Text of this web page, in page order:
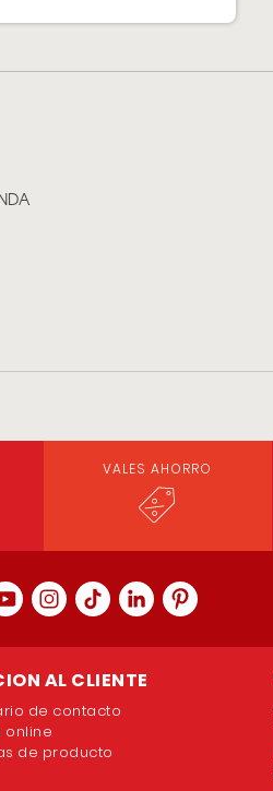
VALES AHORRO
AL CLIENTE
de contacto
online
de producto